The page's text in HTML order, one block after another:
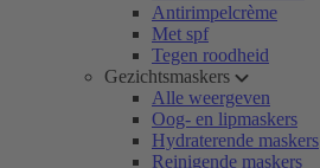
Antirimpelcrème
Met spf
Tegen roodheid
Gezichtsmaskers
Alle weergeven
Oog- en lipmaskers
Hydraterende maskers
Reinigende maskers